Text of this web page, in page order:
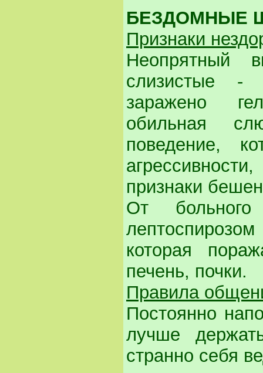
БЕЗДОМНЫЕ
Признаки
Неопрятный
слизистые -
заражено
обильная
поведение,
признаки
От
которая
печень, почки.
Правила
Постоянно
лучше
странно себя